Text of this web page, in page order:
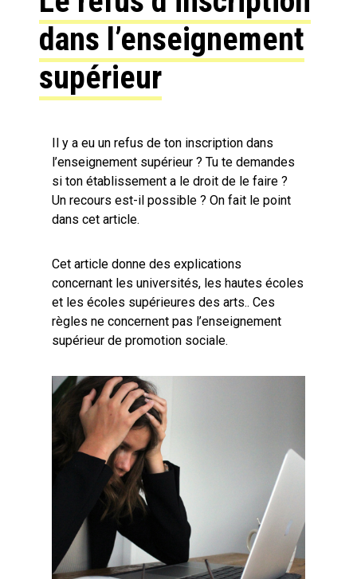
dans l’enseignement
supérieur
Il y a eu un refus de ton inscription dans
l’enseignement supérieur ? Tu te demandes
si ton établissement a le droit de le faire ?
Un recours est-il possible ? On fait le point
dans cet article.
Cet article donne des explications
concernant les universités, les hautes écoles
et les écoles supérieures des arts.. Ces
règles ne concernent pas l’enseignement
supérieur de promotion sociale.